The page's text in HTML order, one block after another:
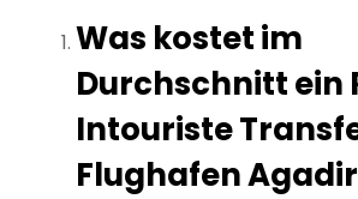
Was kostet im
Durchschnitt ein
Intouriste
Flughafen